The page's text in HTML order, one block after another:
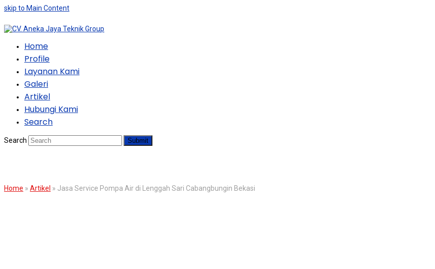
skip to Main Content
Home
Profile
Layanan Kami
Galeri
Artikel
Hubungi Kami
Search
Search Submit
Home » Artikel » Jasa Service Pompa Air di Lenggah Sari Cabangbungin Bekasi